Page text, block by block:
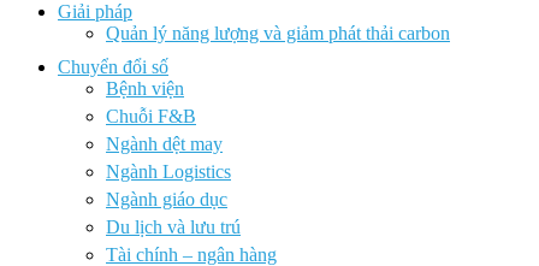
Giải pháp
Quản lý năng lượng và giảm phát thải carbon
Chuyển đổi số
Bệnh viện
Chuỗi F&B
Ngành dệt may
Ngành Logistics
Ngành giáo dục
Du lịch và lưu trú
Tài chính – ngân hàng